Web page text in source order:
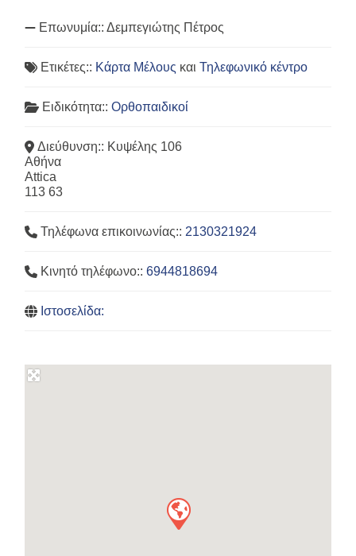
Επωνυμία::Δεμπεγιώτης Πέτρος
Ετικέτες:: Κάρτα Μέλους καιΤηλεφωνικό κέντρο
Ειδικότητα::Ορθοπαιδικοί
Διεύθυνση:: Κυψέλης 106
Αθήνα
Attica
113 63
Τηλέφωνα επικοινωνίας:: 2130321924
Κινητό τηλέφωνο::6944818694
Ιστοσελίδα: